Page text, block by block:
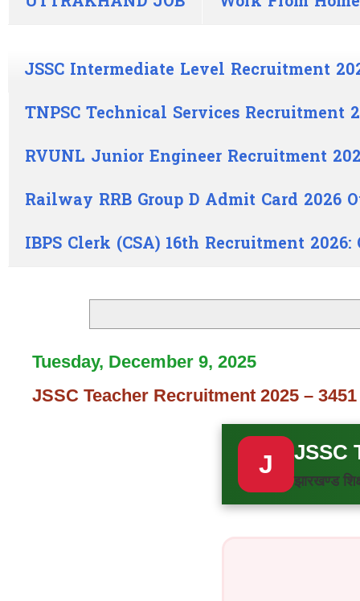
JSSC Intermediate Level Recruitment
TNPSC Technical Services Recruitment
RVUNL Junior Engineer Recruitment
Railway RRB Group D Admit Card
IBPS Clerk (CSA) 16th Recruitment
Tuesday, December 9, 2025
JSSC Teacher Recruitment 2025 –
J JSSC
झारखण्ड